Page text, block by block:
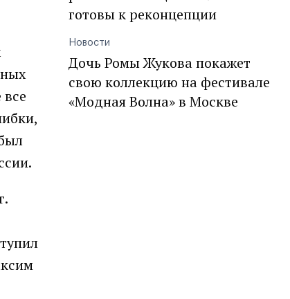
готовы к реконцепции
Новости
Дочь Ромы Жукова покажет
свою коллекцию на фестивале
«Модная Волна» в Москве